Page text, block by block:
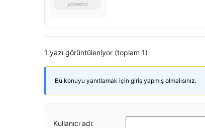
yönetici
1 yazı görüntüleniyor (toplam 1)
Bu konuyu yanıtlamak için giriş yapmış olmalısınız.
Kullanıcı adı: